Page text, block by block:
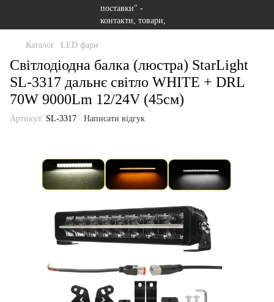
Каталог LED фари
Світлодіодна балка (люстра) StarLight
SL-3317 дальнє світло WHITE + DRL
70W 9000Lm 12/24V (45см)
Артикул: SL-3317 Написати відгук